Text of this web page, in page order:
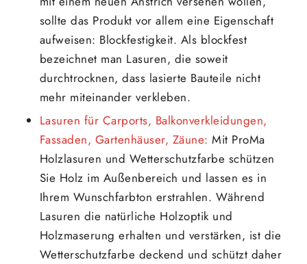
sollte das Produkt vor allem eine Eigenschaft
aufweisen: Blockfestigkeit. Als blockfest
bezeichnet man Lasuren, die soweit
durchtrocknen, dass lasierte Bauteile nicht
mehr miteinander verkleben.
Lasuren für Carports, Balkonverkleidungen,
Fassaden, Gartenhäuser, Zäune: Mit ProMa
Holzlasuren und Wetterschutzfarbe schützen
Sie Holz im Außenbereich und lassen es in
Ihrem Wunschfarbton erstrahlen. Während
Lasuren die natürliche Holzoptik und
Holzmaserung erhalten und verstärken, ist die
Wetterschutzfarbe deckend und schützt daher